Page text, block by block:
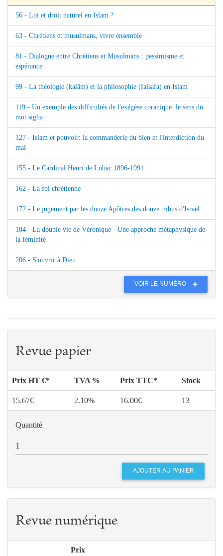
56 - Loi et droit naturel en Islam ?
63 - Chrétiens et musulmans, vivre ensemble
81 - Dialogue entre Chrétiens et Musulmans : pessimisme et
espérance
99 - La théologie (kalâm) et la philosophie (falsafa) en Islam
119 - Un exemple des difficultés de l'exégèse coranique: le sens du
mot sigha
127 - Islam et pouvoir: la commanderie du bien et l'interdiction du
mal
155 - Le Cardinal Henri de Lubac 1896-1991
162 - La foi chrétienne
172 - Le jugement par les douze Apôtres des douze tribus d'Israël
184 - La double vie de Véronique - Une approche métaphysique de
la féminité
206 - S'ouvrir à Dieu
VOIR LE NUMÉRO
Revue papier
Prix HT €* TVA % Prix TTC* Stock
15.67€ 2.10% 16.00€ 13
Quantité
Revue numérique
Prix